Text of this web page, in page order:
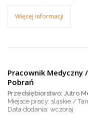
Więcej informacji
Pracownik Medyczny
Pobrań
Przedsiębiorstwo: Jutro
Miejsce pracy: śląskie /
wczoraj